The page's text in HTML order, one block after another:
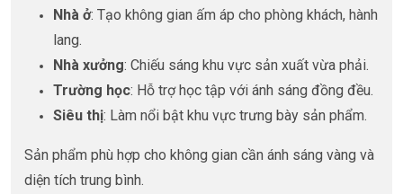
Nhà ở: Tạo không gian ấm áp cho phòng khách, hành
lang.
Nhà xưởng: Chiếu sáng khu vực sản xuất vừa phải.
Trường học: Hỗ trợ học tập với ánh sáng đồng đều.
Siêu thị: Làm nổi bật khu vực trưng bày sản phẩm.
Sản phẩm phù hợp cho không gian cần ánh sáng vàng và
diện tích trung bình.